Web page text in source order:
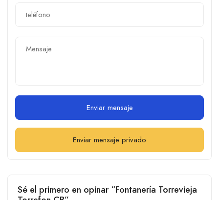
Enviar mensaje
Enviar mensaje privado
Sé el primero en opinar “Fontanería Torrevieja